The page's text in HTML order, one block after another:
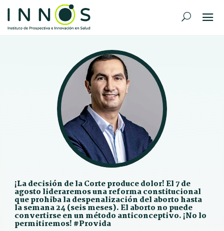
¡La decisión de la Corte produce dolor! El 7 de
agosto lideraremos una reforma constitucional
que prohiba la despenalización del aborto hasta
la semana 24 (seis meses). El aborto no puede
convertirse en un método anticonceptivo. ¡No lo
permitiremos! #Provida